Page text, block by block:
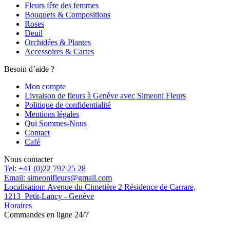
Fleurs fête des femmes
Bouquets & Compositions
Roses
Deuil
Orchidées & Plantes
Accessoires & Cartes
Besoin d’aide ?
Mon compte
Livraison de fleurs à Genève avec Simeoni Fleurs
Politique de confidentialité
Mentions légales
Qui Sommes-Nous
Contact
Café
Nous contacter
Tel: +41 (0)22 792 25 28
Email: simeonifleurs@gmail.com
Localisation: Avenue du Cimetière 2 Résidence de Carrare,
1213 Petit-Lancy - Genève
Horaires
Commandes en ligne 24/7